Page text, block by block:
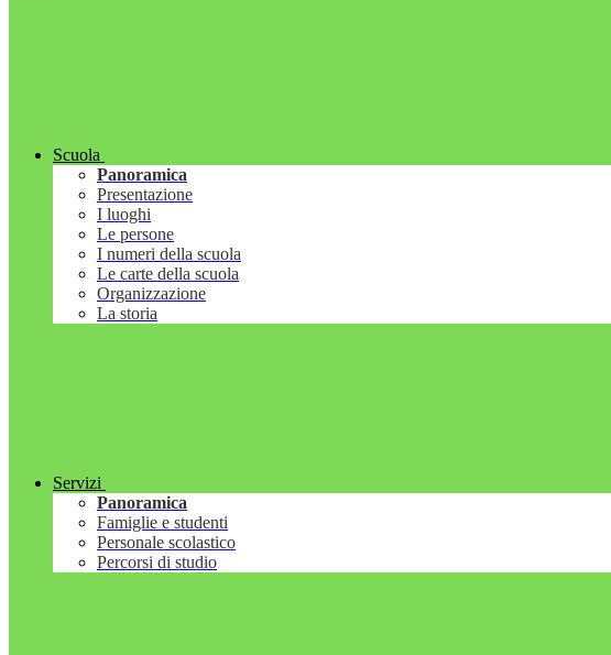
Scuola
Panoramica
Presentazione
I luoghi
Le persone
I numeri della scuola
Le carte della scuola
Organizzazione
La storia
Servizi
Panoramica
Famiglie e studenti
Personale scolastico
Percorsi di studio